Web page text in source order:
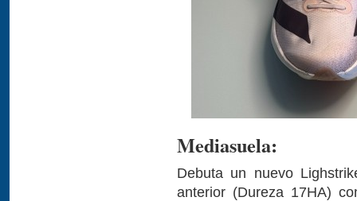
Mediasuela:
Debuta un nuevo
anterior (Dureza 17HA)